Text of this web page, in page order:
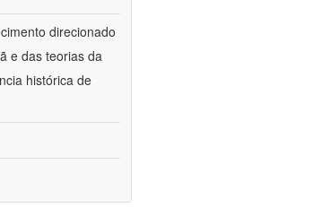
direcionado
e das teorias da
histórica de